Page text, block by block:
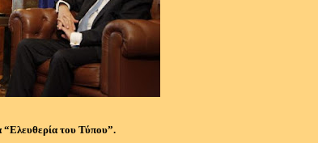
“Ελευθερία του Τύπου”.